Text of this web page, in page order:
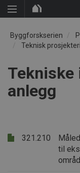
Byggforskserien
Teknisk
Tekniske
anlegg
321.210
til